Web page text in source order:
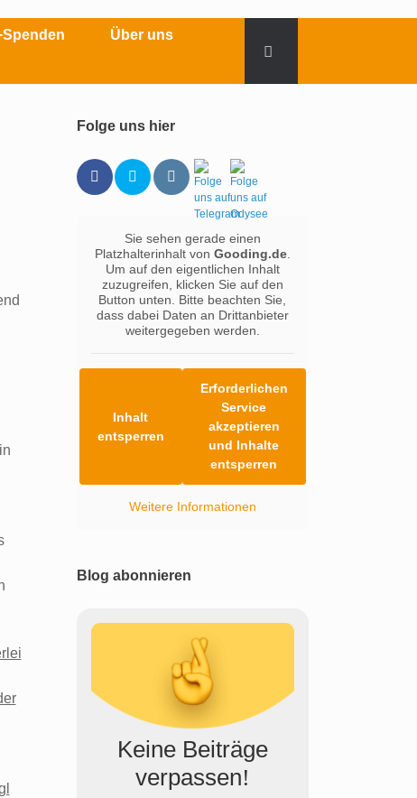
Über uns
Folge uns hier
Sie sehen gerade einen
Platzhalterinhalt von Gooding.de.
Um auf den eigentlichen Inhalt
zuzugreifen, klicken Sie auf den
Button unten. Bitte beachten Sie,
dass dabei Daten an Drittanbieter
weitergegeben werden.
Inhalt
entsperren
Erforderlichen
Service
akzeptieren
und Inhalte
entsperren
Weitere Informationen
Blog abonnieren
Keine Beiträge
verpassen!